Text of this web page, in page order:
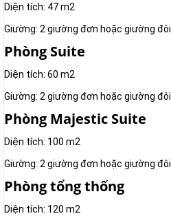
Diện tích: 47 m2
Giường: 2 giường đơn hoặc giường đôi
Phòng Suite
Diện tích: 60 m2
Giường: 2 giường đơn hoặc giường đôi
Phòng Majestic Suite
Diện tích: 100 m2
Giường: 2 giường đơn hoặc giường đôi
Phòng tổng thống
Diện tích: 120 m2